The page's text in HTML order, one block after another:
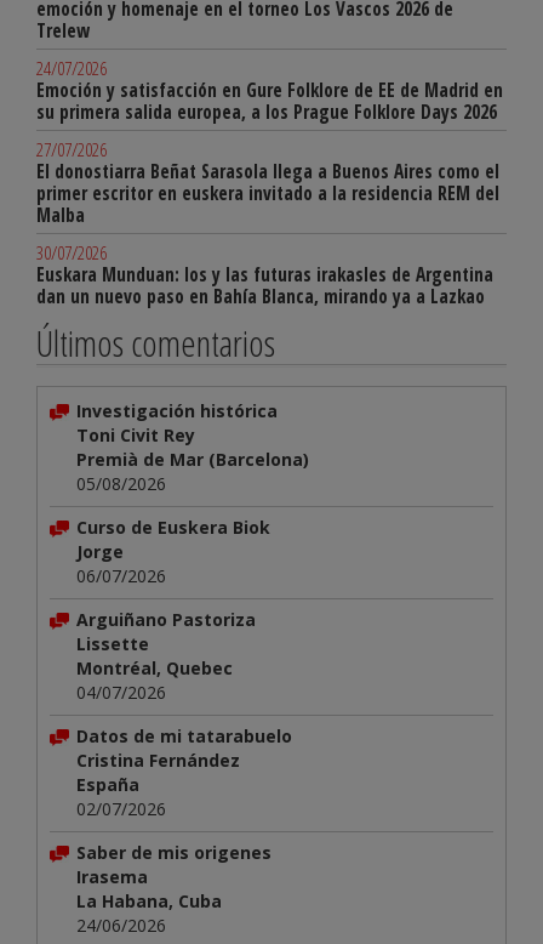
emoción y homenaje en el torneo Los Vascos 2026 de
Trelew
24/07/2026
Emoción y satisfacción en Gure Folklore de EE de Madrid en
su primera salida europea, a los Prague Folklore Days 2026
27/07/2026
El donostiarra Beñat Sarasola llega a Buenos Aires como el
primer escritor en euskera invitado a la residencia REM del
Malba
30/07/2026
Euskara Munduan: los y las futuras irakasles de Argentina
dan un nuevo paso en Bahía Blanca, mirando ya a Lazkao
Últimos comentarios
Investigación histórica
Toni Civit Rey
Premià de Mar (Barcelona)
05/08/2026
Curso de Euskera Biok
Jorge
06/07/2026
Arguiñano Pastoriza
Lissette
Montréal, Quebec
04/07/2026
Datos de mi tatarabuelo
Cristina Fernández
España
02/07/2026
Saber de mis origenes
Irasema
La Habana, Cuba
24/06/2026